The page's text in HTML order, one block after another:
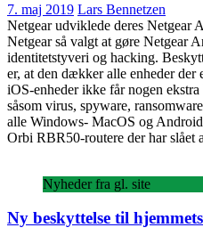
7. maj 2019 Lars Bennetzen
Netgear udviklede deres Netgear
Netgear så valgt at gøre Netgear
identitetstyveri og hacking.
er, at den dækker alle enheder
iOS-enheder ikke får nogen
såsom virus, spyware,
alle Windows- MacOS og
Orbi RBR50-routere der har slået
Nyheder fra gl. site
Ny beskyttelse til